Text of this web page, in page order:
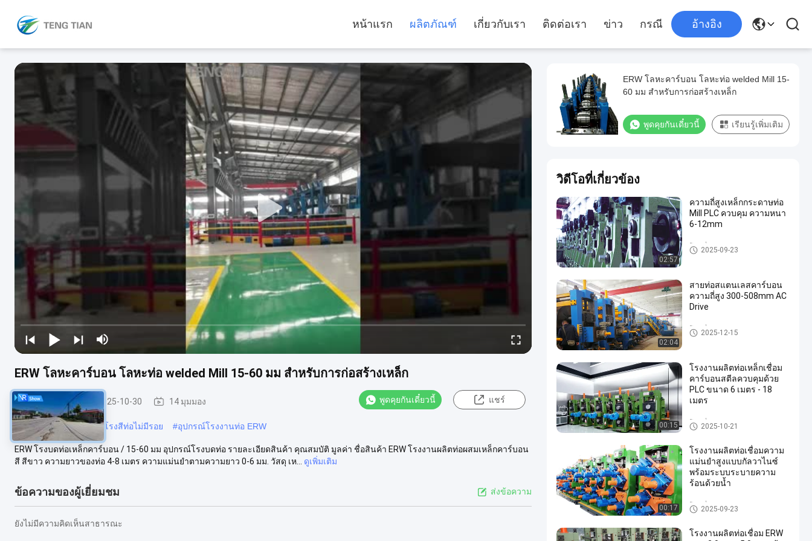
หน้าแรก ผลิตภัณฑ์ เกี่ยวกับเรา ติดต่อเรา ข่าว กรณี อ้างอิง
ERW โลหะคาร์บอน โลหะท่อ welded Mill 15-60 มม สําหรับการก่อสร้างเหล็ก
โรงเชื่อมท่อ 2025-10-30 14 มุมมอง พูดคุยกันเดี๋ยวนี้ แชร์
# สายการผลิตท่อรอย # โรงสีท่อไม่มีรอย #อุปกรณ์โรงงานท่อ ERW
ERW โรงบดท่อเหล็กคาร์บอน / 15-60 มม อุปกรณ์โรงบดท่อ รายละเอียดสินค้า คุณสมบัติ มูลค่า ชื่อสินค้า ERW โรงงานผลิตท่อผสมเหล็กคาร์บอน
สี สีขาว ความยาวของท่อ 4-8 เมตร ความแม่นยําตามความยาว 0-6 มม. วัสดุ เห...
ดูเพิ่มเติม
ข้อความของผู้เยี่ยมชม ส่งข้อความ
ยังไม่มีความคิดเห็นสาธารณะ
ERW โลหะคาร์บอน โลหะท่อ welded Mill 15-
60 มม สําหรับการก่อสร้างเหล็ก
พูดคุยกันเดี๋ยวนี้ เรียนรู้เพิ่มเติม
วิดีโอที่เกี่ยวข้อง
02:57
ความถี่สูงเหล็กกระดาษท่อ
Mill PLC ควบคุม ความหนา
6-12mm
โรงเชื่อมท่อ
2025-09-23
02:04
สายท่อสแตนเลสคาร์บอน
ความถี่สูง 300-508mm AC
Drive
โรงเชื่อมท่อ
2025-12-15
00:15
โรงงานผลิตท่อเหล็กเชื่อม
คาร์บอนสตีลควบคุมด้วย
PLC ขนาด 6 เมตร - 18
เมตร
โรงเชื่อมท่อ
2025-10-21
00:17
โรงงานผลิตท่อเชื่อมความ
แม่นยำสูงแบบกัลวาไนซ์
พร้อมระบบระบายความ
ร้อนด้วยน้ำ
โรงเชื่อมท่อ
2025-09-23
โรงงานผลิตท่อเชื่อม ERW